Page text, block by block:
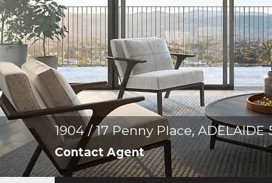
1904 / 17 Penny Place, ADELAIDE
Contact Agent